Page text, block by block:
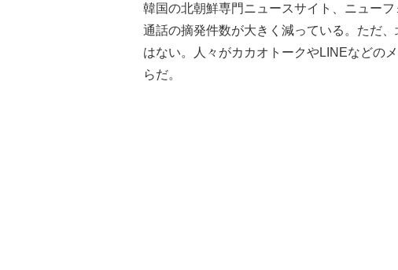
韓国の北朝鮮専門ニュースサイト、ニュー
通話の摘発件数が大きく減っている。ただ
はない。人々がカカオトークやLINEなどの
らだ。